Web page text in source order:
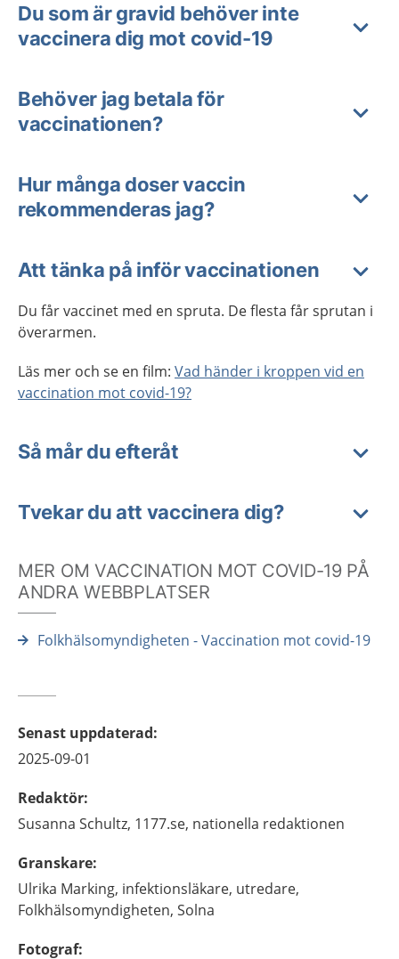
Du som är gravid behöver inte
vaccinera dig mot covid-19
Behöver jag betala för
vaccinationen?
Hur många doser vaccin
rekommenderas jag?
Att tänka på inför vaccinationen
Du får vaccinet med en spruta. De flesta får sprutan i
överarmen.
Läs mer och se en film: Vad händer i kroppen vid en
vaccination mot covid-19?
Så mår du efteråt
Tvekar du att vaccinera dig?
MER OM VACCINATION MOT COVID-19 PÅ
ANDRA WEBBPLATSER
Folkhälsomyndigheten - Vaccination mot covid-19
Senast uppdaterad:
2025-09-01
Redaktör:
Susanna Schultz, 1177.se, nationella redaktionen
Granskare:
Ulrika Marking, infektionsläkare, utredare,
Folkhälsomyndigheten, Solna
Fotograf: